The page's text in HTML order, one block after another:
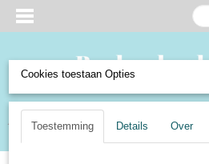
Inloggen Registreren
Cookies toestaan Opties
Toestemming Details Over